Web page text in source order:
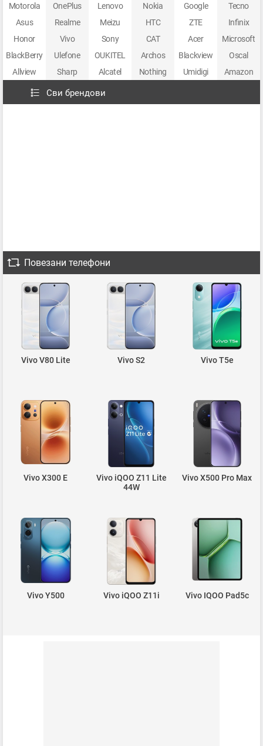
Motorola
OnePlus Lenovo Nokia Google
Tecno
Asus
Realme Meizu HTC ZTE
Infinix
Honor
Vivo Sony CAT Acer
Microsoft
BlackBerry
Ulefone OUKITEL Archos Blackview
Oscal
Allview
Sharp Alcatel Nothing Umidigi Amazon
Сви брендови
Повезани телефони
Vivo V80 Lite Vivo S2 Vivo T5e
Vivo X300 E
Vivo iQOO Z11 Lite
44W
Vivo X500 Pro Max
Vivo Y500 Vivo iQOO Z11i Vivo IQOO Pad5c